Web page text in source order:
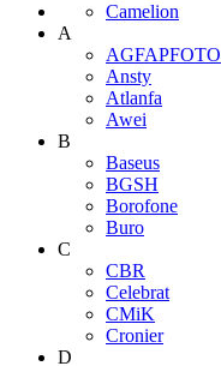
Camelion
A
AGFAPFOTO
Ansty
Atlanfa
Awei
B
Baseus
BGSH
Borofone
Buro
C
CBR
Celebrat
CMiK
Cronier
D